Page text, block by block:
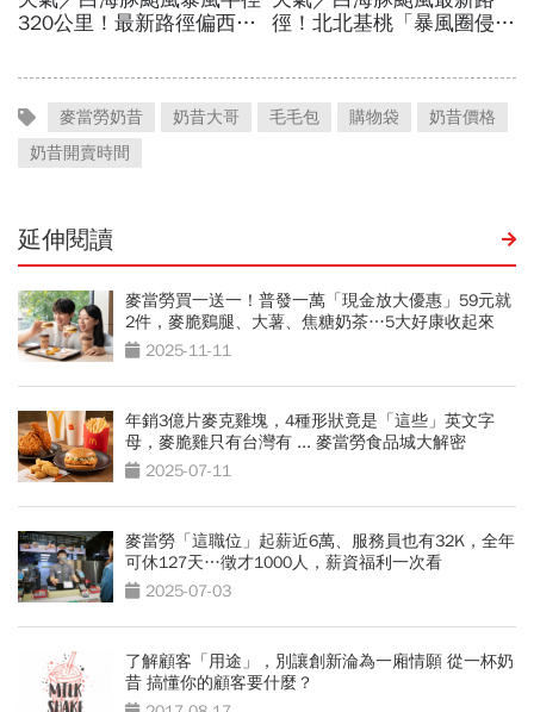
麥當勞奶昔 奶昔大哥 毛毛包 購物袋
奶昔價格
奶昔開賣時間
延伸閱讀
麥當勞買一送一！普發一萬「現金放大優惠」59元就
2件，麥脆鷄腿、大薯、焦糖奶茶…5大好康收起來
2025-11-11
年銷3億片麥克雞塊，4種形狀竟是「這些」英文字
母，麥脆雞只有台灣有 ... 麥當勞食品城大解密
2025-07-11
麥當勞「這職位」起薪近6萬、服務員也有32K，全年
可休127天…徵才1000人，薪資福利一次看
2025-07-03
了解顧客「用途」，別讓創新淪為一廂情願 從一杯奶
昔 搞懂你的顧客要什麼？